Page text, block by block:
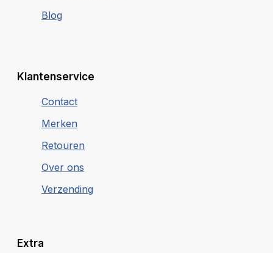
Blog
Klantenservice
Contact
Merken
Retouren
Over ons
Verzending
Extra